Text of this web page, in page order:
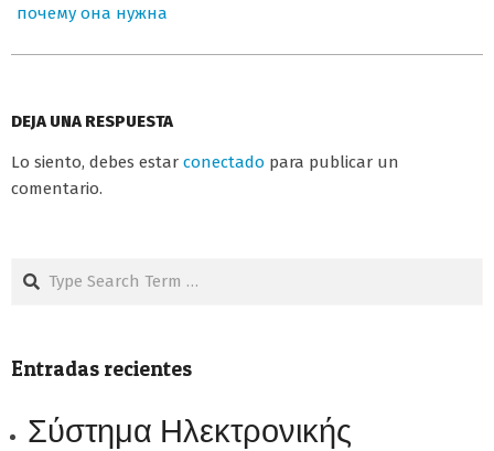
почему она нужна
DEJA UNA RESPUESTA
Lo siento, debes estar conectado para publicar un
comentario.
Search
Entradas recientes
Σύστημα Ηλεκτρονικής